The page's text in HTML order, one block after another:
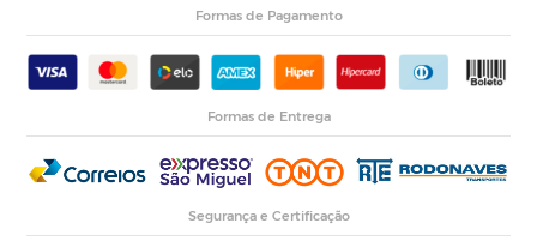
Formas de Pagamento
Formas de Entrega
Segurança e Certificação